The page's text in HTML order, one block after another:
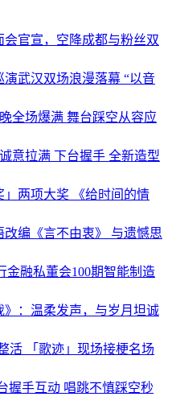
官宣，空降成都与粉丝双
武汉双场浪漫落幕 “以音
全场爆满 舞台踩空从容应
意拉满 下台握手 全新造型
」两项大奖 《给时间的情
编《言不由衷》 与遗憾思
金融私董会100期智能制造
：温柔发声，与岁月坦诚
活 「歌迹」现场接梗名场
握手互动 唱跳不慎踩空秒